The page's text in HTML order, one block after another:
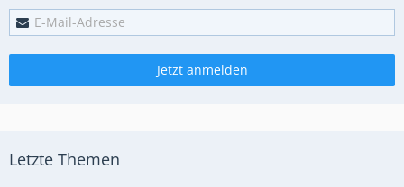
Jetzt anmelden
Letzte Themen